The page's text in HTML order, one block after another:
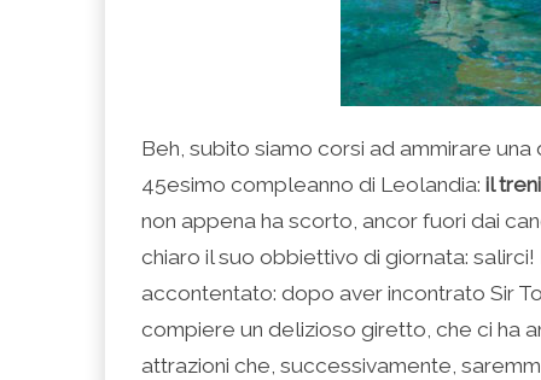
Beh, subito siamo corsi ad ammirare
45esimo compleanno di Leolandia: il
non appena ha scorto, ancor fuori dai
chiaro il suo obbiettivo di giornata:
accontentato: dopo aver incontrato Sir
compiere un delizioso giretto, che ci ha
attrazioni che, successivamente,